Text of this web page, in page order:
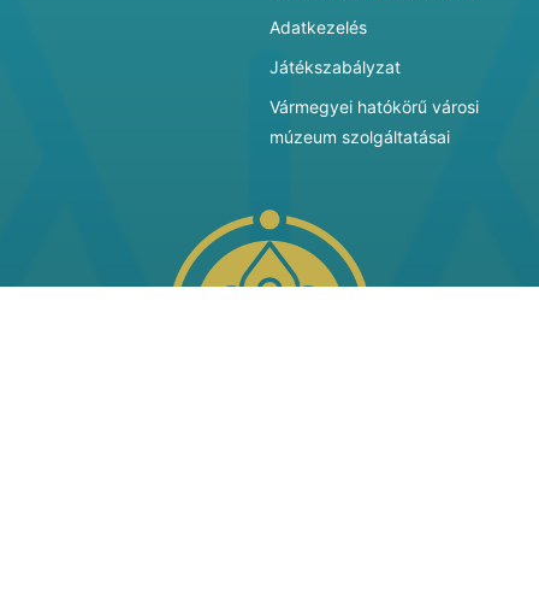
Adatkezelés
Játékszabályzat
Vármegyei hatókörű városi
múzeum szolgáltatásai